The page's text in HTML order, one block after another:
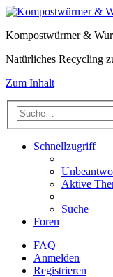
Kompostwürmer &
Natürliches Recycling
Zum Inhalt
Schnellzugriff
Aktive
Suche
Foren
FAQ
Anmelden
Registrieren